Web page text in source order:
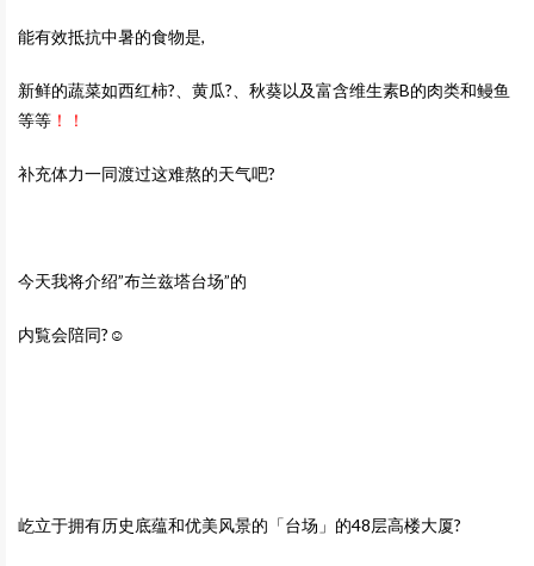
能有效抵抗中暑的食物是,
新鲜的蔬菜如西红柿?、黄瓜?、秋葵以及富含维生素B的肉类和鳗鱼
等等 ！！
补充体力一同渡过这难熬的天气吧?
今天我将介绍”布兰兹塔台场”的
内覧会陪同?☺
屹立于拥有历史底蕴和优美风景的「台场」的48层高楼大厦?